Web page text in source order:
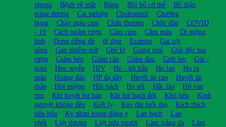
phong
Bệnh về mắt Bỏng Bồi bổ cở thể
Bổ thận
tráng dương
Cai nghiện Cholesterol
Chướng
bụng
Chảy máu cam Chấn thương Chốc đầu
COVID
- 19
Cách ngâm rượu Cảm cúm Cầm máu
Di mộng
tinh
Dong riềng đỏ dị ứng Eczema
Gai cột
sống
Gan nhiễm mỡ Ghẻ lở Giang mai
Giải độc bia
rượu
Giảm béo Giảm cân Giảm đau Giời leo
Gút -
gout
Hen suyễn HIV Ho - hô hấp Ho lao
Ho ra
máu
Hoàng đản HP dạ dày Huyết áp cao
Huyết áp
thấp
Hôi miệng Hôi nách Hạ sốt Hắc lào
Hở van
tim
Khí huyết hư hàn Khí hư bạch đới Khó tiêu
Kinh
nguyệt không đều
Kiết lỵ Kéo dài tuổi thọ
Kích thích
tiêu hóa
Kỵ nhau trong đông y Lao hạch
Lao
phổi
Liệt dương Liệt nửa người Làm trắng da
Làm